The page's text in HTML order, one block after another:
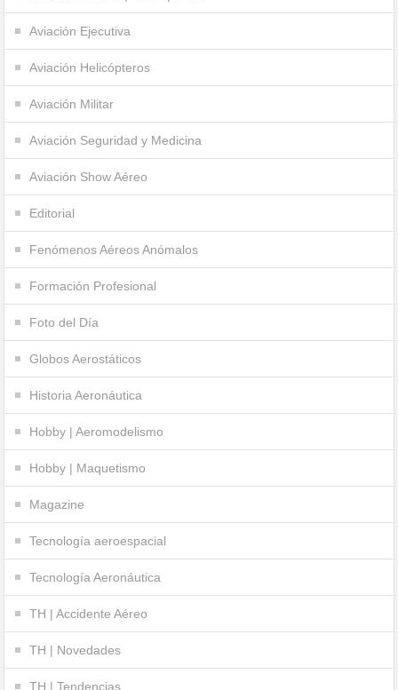
Aviación Ejecutiva
Aviación Helicópteros
Aviación Militar
Aviación Seguridad y Medicina
Aviación Show Aéreo
Editorial
Fenómenos Aéreos Anómalos
Formación Profesional
Foto del Día
Globos Aerostáticos
Historia Aeronáutica
Hobby | Aeromodelismo
Hobby | Maquetismo
Magazine
Tecnología aeroespacial
Tecnología Aeronáutica
TH | Accidente Aéreo
TH | Novedades
TH | Tendencias